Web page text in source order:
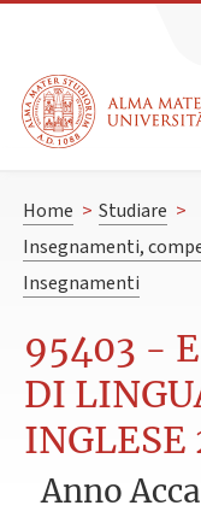
Home > Studiare >
Insegnamenti,
Insegnamenti
95403 -
DI
INGLESE
Anno